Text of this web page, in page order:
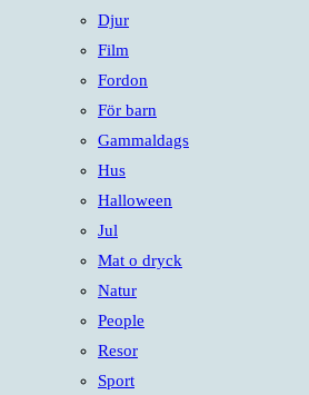
Djur
Film
Fordon
För barn
Gammaldags
Hus
Halloween
Jul
Mat o dryck
Natur
People
Resor
Sport